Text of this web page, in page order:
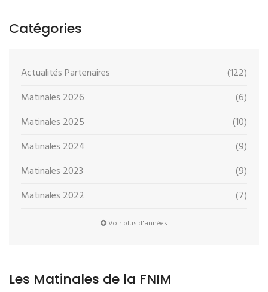
Catégories
Actualités Partenaires
(122)
Matinales 2026
(6)
Matinales 2025
(10)
Matinales 2024
(9)
Matinales 2023
(9)
Matinales 2022
(7)
Voir plus d'années
Les Matinales de la FNIM